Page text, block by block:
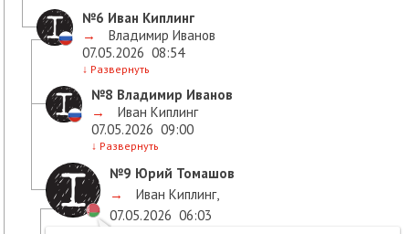
№6 Иван Киплинг
→
Владимир Иванов
07.05.2026 08:54
↓ Развернуть
№8 Владимир Иванов
→
Иван Киплинг
07.05.2026 09:00
↓ Развернуть
№9 Юрий Томашов
→
Иван Киплинг,
07.05.2026 06:03